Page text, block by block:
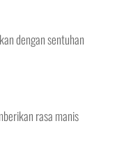
dengan sentuhan
rasa manis